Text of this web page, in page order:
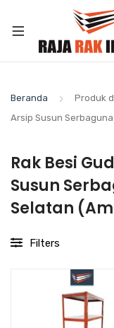
Beranda
Produk
Arsip Susun
Rak Besi
Susun
Selatan
Filters